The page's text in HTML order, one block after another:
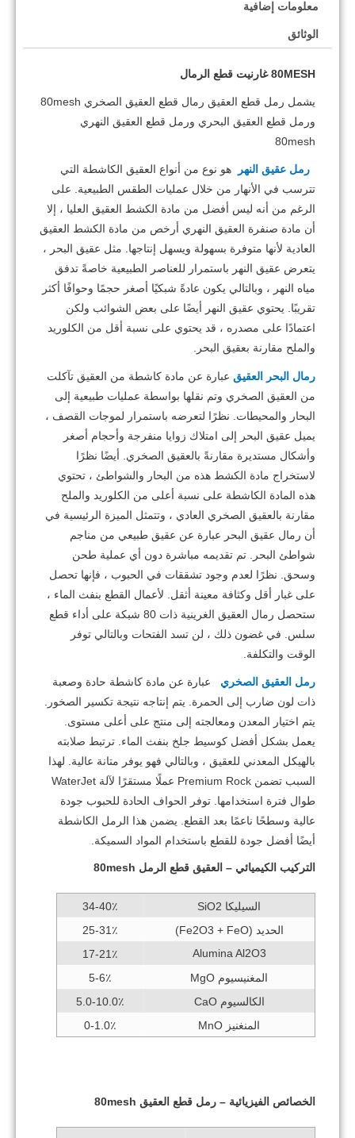
معلومات إضافية
الوثائق
80MESH غارنيت قطع الرمال
يشمل رمل قطع العقيق رمال قطع العقيق الصخري 80mesh
ورمل قطع العقيق البحري ورمل قطع العقيق النهري
80mesh
رمل عقيق النهر
هو نوع من أنواع العقيق الكاشطة التي
تترسب في الأنهار من خلال عمليات الطقس الطبيعية. على
الرغم من أنه ليس أفضل من مادة الكشط العقيق العليا ، إلا
أن مادة صنفرة العقيق النهري أرخص من مادة الكشط العقيق
العادية لأنها متوفرة بسهولة ويسهل إنتاجها. مثل عقيق البحر ،
يتعرض عقيق النهر باستمرار للعناصر الطبيعية خاصةً تدفق
مياه النهر ، وبالتالي يكون عادةً شبكيًا أصغر حجمًا وحوافًا أكثر
تقريبًا. يحتوي عقيق النهر أيضًا على بعض الشوائب ولكن
اعتمادًا على مصدره ، قد يحتوي على نسبة أقل من الكلوريد
والملح مقارنة بعقيق البحر.
رمال البحر العقيق عبارة عن مادة كاشطة من العقيق تآكلت
من العقيق الصخري وتم نقلها بواسطة عمليات طبيعية إلى
البحار والمحيطات. نظرًا لتعرضه باستمرار لموجات القصف ،
يميل عقيق البحر إلى امتلاك زوايا منفرجة وأحجام أصغر
وأشكال مستديرة مقارنةً بالعقيق الصخري. أيضًا نظرًا
لاستخراج مادة الكشط هذه من البحار والشواطئ ، تحتوي
هذه المادة الكاشطة على نسبة أعلى من الكلوريد والملح
مقارنة بالعقيق الصخري العادي ، وتتمثل الميزة الرئيسية في
أن رمال عقيق البحر عبارة عن عقيق طبيعي من مناجم
شواطئ البحر. تم تقديمه مباشرة دون أي عملية طحن
وسحق. نظرًا لعدم وجود تشققات في الحبوب ، فإنها تحصل
على غبار أقل وكثافة معينة أثقل. لأعمال القطع بنفث الماء ،
ستحصل رمال العقيق الغرينية ذات 80 شبكة على أداء قطع
سلس. في غضون ذلك ، لن تسد الفتحات وبالتالي توفر
الوقت والتكلفة.
رمل العقيق الصخري
عبارة عن مادة كاشطة حادة وصعبة
ذات لون ضارب إلى الحمرة. يتم إنتاجه نتيجة تكسير الصخور.
يتم اختيار المعدن ومعالجته إلى منتج على أعلى مستوى.
يعمل بشكل أفضل كوسيط جلخ بنفث الماء. ترتبط صلابته
بالهيكل المعدني للعقيق ، وبالتالي فهو يوفر متانة عالية. لهذا
السبب تضمن Premium Rock عملًا مستقرًا لآلة WaterJet
طوال فترة استخدامها. توفر الحواف الحادة للحبوب جودة
عالية وسطحًا ناعمًا بعد القطع. يضمن هذا الرمل الكاشطة
أيضًا أفضل جودة للقطع باستخدام المواد السميكة.
التركيب الكيميائي – العقيق قطع الرمل 80mesh
السيليكا SiO2
34-40٪
الحديد (Fe2O3 + FeO)
25-31٪
Alumina Al2O3
17-21٪
المغنيسيوم MgO
5-6٪
الكالسيوم CaO
5.0-10.0٪
المنغنيز MnO
0-1.0٪
الخصائص الفيزيائية – رمل قطع العقيق 80mesh